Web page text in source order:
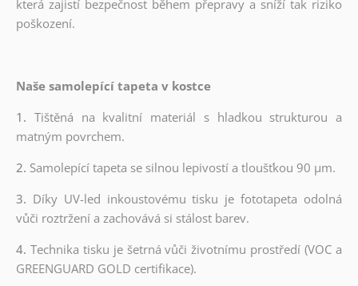
která zajistí bezpečnost během přepravy a sníží tak riziko
poškození.
Naše samolepící tapeta v kostce
1. Tištěná na kvalitní materiál s hladkou strukturou a
matným povrchem.
2. Samolepící tapeta se silnou lepivostí a tloušťkou 90 µm.
3. Díky UV-led inkoustovému tisku je fototapeta odolná
vůči roztržení a zachovává si stálost barev.
4. Technika tisku je šetrná vůči životnímu prostředí (VOC a
GREENGUARD GOLD certifikace).